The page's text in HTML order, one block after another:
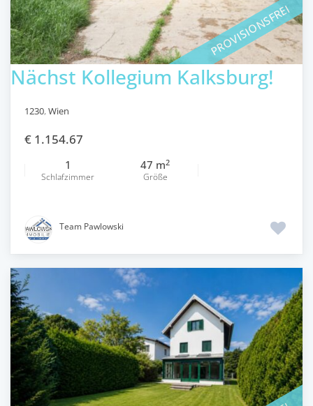
PROVISIONSFREI
Nächst Kollegium Kalksburg!
1230,Wien
€ 1.154.67
1
Schlafzimmer
47 m2
Größe
Team Pawlowski